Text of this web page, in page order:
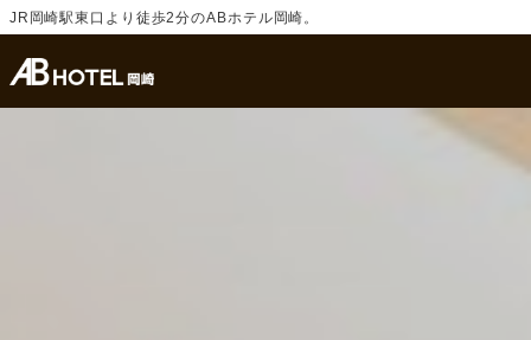
JR岡崎駅東口より徒歩2分のABホテル岡崎。